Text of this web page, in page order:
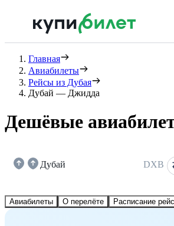
Главная
Авиабилеты
Рейсы из Дубая
Дубай — Джидда
Дешёвые
Дубай DXB
Авиабилеты О перелёте Расписание